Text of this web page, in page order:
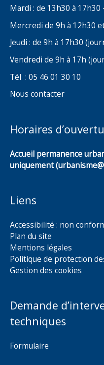
Mardi : de 13h30 à
Mercredi de 9h à 12h30
Jeudi : de 9h à 17h30
Vendredi de 9h à 17h
Tél : 05 46 01 30 10
Nous contacter
Horaires
Accueil permanence
uniquement
Liens
Accessibilité : non
Plan du site
Mentions légales
Politique de protection
Gestion des cookies
Demande
techniques
Formulaire